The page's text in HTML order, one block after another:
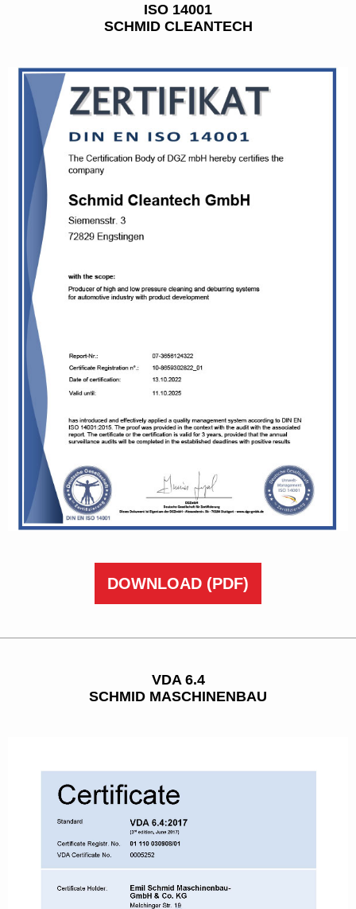
ISO 14001
SCHMID CLEANTECH
DOWNLOAD (PDF)
VDA 6.4
SCHMID MASCHINENBAU